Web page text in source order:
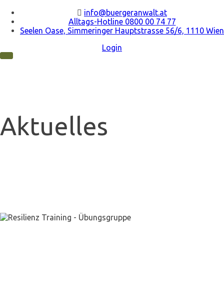
info@buergeranwalt.at
Alltags-Hotline 0800 00 74 77
Seelen Oase, Simmeringer Hauptstrasse 56/6, 1110 Wien
Login
Toggle
Aktuelles